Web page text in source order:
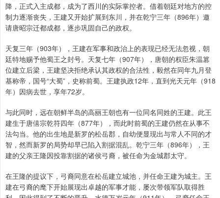
降，正式入主成都，成为了西川的实际掌控者。借着朝廷对地方的控
制力逐渐丧失，王建又开始扩展到东川，并在乾宁三年（896年）邀
请唐昭宗迁都成都，逐步巩固自己的政权。
天复三年（903年），王建在军事和政治上的表现已经无法忽视，朝
廷特地赐予他蜀王之封号。天复七年（907年），唐朝的权臣朱温篡
位建立后梁，王建坚决拒绝承认其政权的合法性，毅然在同年九月登
基称帝，国号“大蜀”，史称前蜀。王建执政12年，直到光天元年（918
年）因病去世，享年72岁。
与此同时，远在朝鲜半岛的高丽王朝也有一位同名同姓的王建。此王
建生于唐僖宗乾符四年（877年），而此时前蜀的王建仍然在从事不
法勾当。他的出生地是新罗的松岳郡，自幼便显现出与常人不同的才
智，然而新罗的局势却早已陷入割据混乱。乾宁三年（896年），王
建的父亲王隆因投靠割据的诸侯弓裔，被任命为金城郡太守。
在王隆的提议下，弓裔同意在松岳建立城池，并任命王建为城主。王
建在弓裔的麾下开始展现出卓越的军事才能，屡次带领军队取得胜